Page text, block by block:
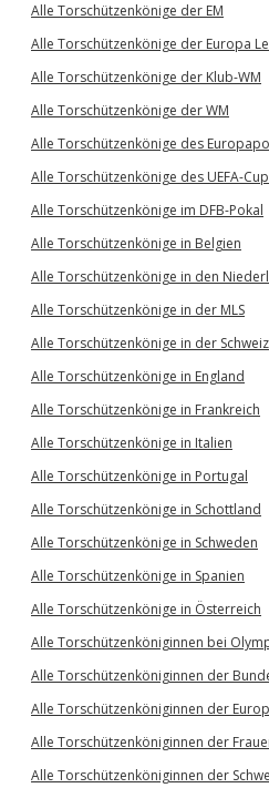
Alle Torschützenkönige der EM
Alle Torschützenkönige der Europa
Alle Torschützenkönige der Klub-WM
Alle Torschützenkönige der WM
Alle Torschützenkönige des
Alle Torschützenkönige des UEFA-
Alle Torschützenkönige im DFB-Pokal
Alle Torschützenkönige in Belgien
Alle Torschützenkönige in den
Alle Torschützenkönige in der MLS
Alle Torschützenkönige in der Schweiz
Alle Torschützenkönige in England
Alle Torschützenkönige in Frankreich
Alle Torschützenkönige in Italien
Alle Torschützenkönige in Portugal
Alle Torschützenkönige in Schottland
Alle Torschützenkönige in Schweden
Alle Torschützenkönige in Spanien
Alle Torschützenkönige in Österreich
Alle Torschützenköniginnen bei
Alle Torschützenköniginnen der
Alle Torschützenköniginnen der
Alle Torschützenköniginnen der
Alle Torschützenköniginnen der